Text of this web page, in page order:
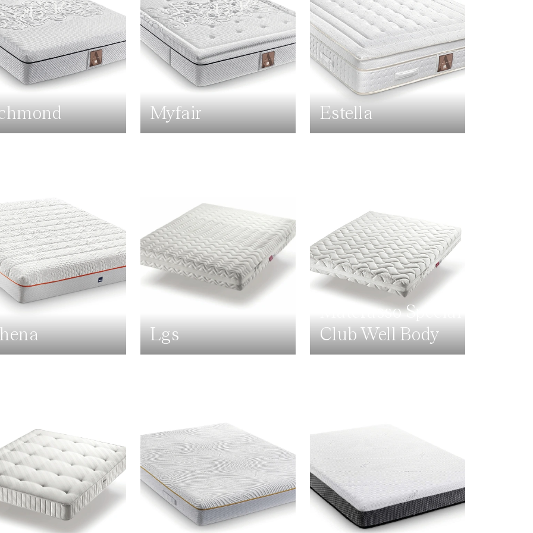
Myfair Estella
Lgs
Materasso Special
Club Well Body